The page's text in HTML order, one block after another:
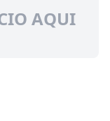
AQUI